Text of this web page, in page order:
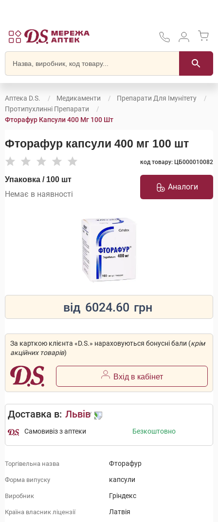
Аптека D.S. Медикаменти
Препарати Для Імунітету
Протипухлинні Препарати
Фторафур Капсули 400 Мг 100 Шт
Фторафур капсули 400 мг 100 шт
код товару: ЦБ000010082
Упаковка / 100 шт
Немає в наявності
Аналоги
від 6024.60 грн
За карткою клієнта «D.S.» нараховуються бонусні бали (крім
акційних товарів)
Вхід в кабінет
Доставка в: Львів
Самовивіз з аптеки Безкоштовно
Торгівельна назва Фторафур
Форма випуску капсули
Виробник Гріндекс
Країна власник ліцензії Латвія